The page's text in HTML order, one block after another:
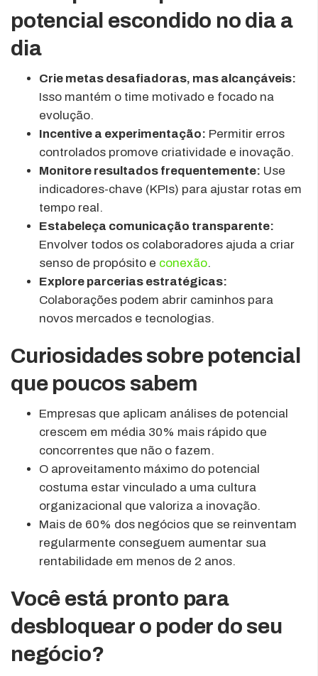
potencial escondido no dia a
dia
Crie metas desafiadoras, mas alcançáveis:
Isso mantém o time motivado e focado na
evolução.
Incentive a experimentação: Permitir erros
controlados promove criatividade e inovação.
Monitore resultados frequentemente: Use
indicadores-chave (KPIs) para ajustar rotas em
tempo real.
Estabeleça comunicação transparente:
Envolver todos os colaboradores ajuda a criar
senso de propósito e conexão.
Explore parcerias estratégicas:
Colaborações podem abrir caminhos para
novos mercados e tecnologias.
Curiosidades sobre potencial
que poucos sabem
Empresas que aplicam análises de potencial
crescem em média 30% mais rápido que
concorrentes que não o fazem.
O aproveitamento máximo do potencial
costuma estar vinculado a uma cultura
organizacional que valoriza a inovação.
Mais de 60% dos negócios que se reinventam
regularmente conseguem aumentar sua
rentabilidade em menos de 2 anos.
Você está pronto para
desbloquear o poder do seu
negócio?